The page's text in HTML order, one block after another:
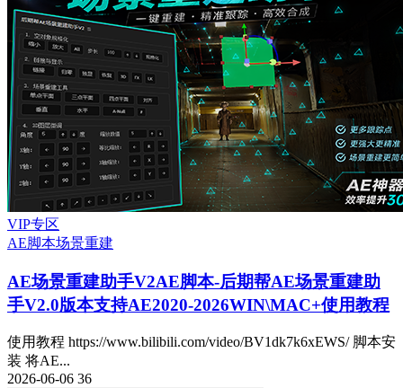
VIP专区
AE脚本场景重建
AE场景重建助手V2AE脚本-后期帮AE场景重建助
手V2.0版本支持AE2020-2026WIN\MAC+使用教程
使用教程 https://www.bilibili.com/video/BV1dk7k6xEWS/ 脚本安
装 将AE...
2026-06-06 36